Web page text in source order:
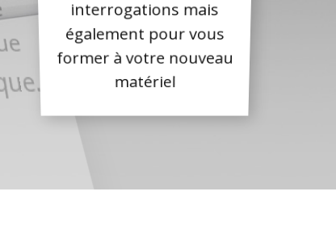
interrogations mais
également pour vous
former à votre nouveau
matériel